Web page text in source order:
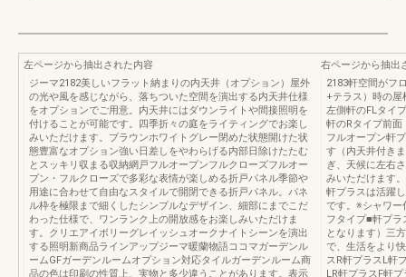
左ページから抽出された内容
ジーマ2182美しいフラット納まりの内天井（オプション）屋外
の光や風を感じながら、落ちついた空間を演出する内天井仕様
をオプションでご用意。内天井にはダウンライトや間接照明を
付けることが可能です。四季折々の庭をライティングでお楽し
みいただけます。ブラウンホワイトグレー閉めた状態開けた状
態豊富なオプション強い日差しをやわらげる内部日除けたたむ
とスッキリ収まる収納網戸フルオープンフルクローズフルオー
プン・フルクローズで多彩な表情が楽しめる折戸パネル季節や
用途に合わせて自由なスタイルで開閉できる折戸パネル。パネ
ル枠を極限まで細くしたシンプルなデザイン、細部にまでこだ
わった仕様で、ワンランク上の開放感をお楽しみいただけま
す。クリエアイボリーグレイッシュオークナイトシーンを演出
する照明新商品ラインアップジーマ暖蘭物語ココマガーデンル
ームGFガーデンルームオプション対応タイルガーデンルーム商
品の色は印刷の性質上、実物と多少違うことがあります。表示
右ページから抽出
2183軒空間がフ
+テラス）時の屋
左側軒のFLタイ
軒のRタイプ前面
フルオープン軒
す（内天井付き
ぎ、天候に左右
みいただけます
軒プラスは活躍
です。※シャワー
フタイプ■軒プラ
となります）三
で、生活をより
スR軒プラスL軒
LR軒プラスF軒